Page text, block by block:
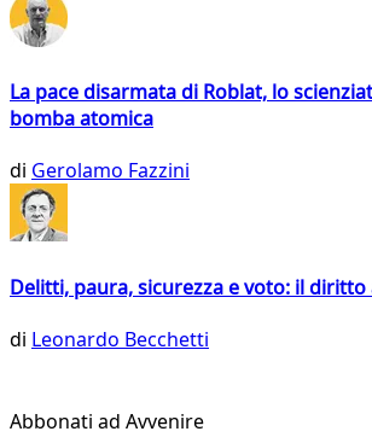
La pace disarmata di Roblat, lo
bomba atomica
di Gerolamo Fazzini
Delitti, paura, sicurezza e voto: il
di Leonardo Becchetti
Abbonati ad Avvenire